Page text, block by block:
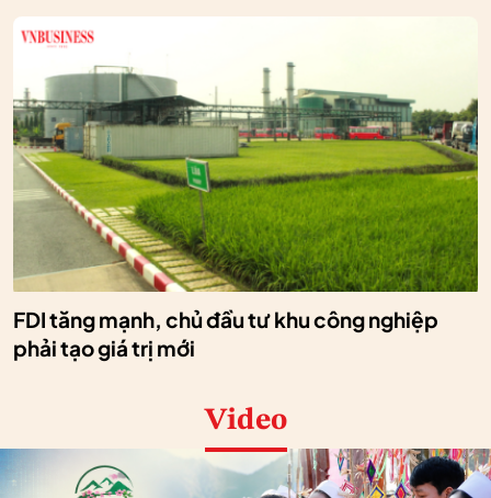
FDI tăng mạnh, chủ đầu tư khu công nghiệp
phải tạo giá trị mới
Video